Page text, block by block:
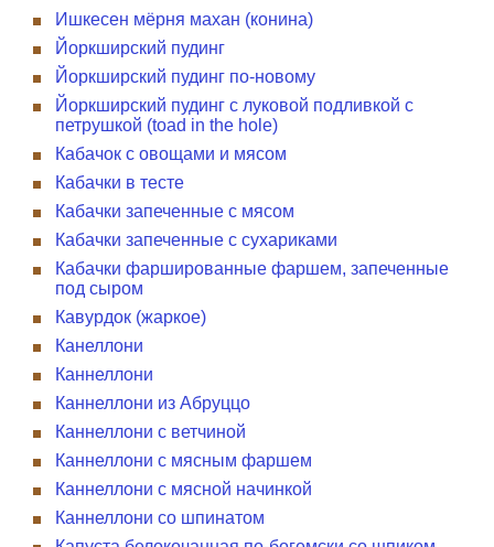
Ишкесен мёрня махан (конина)
Йоркширский пудинг
Йоркширский пудинг по-новому
Йоркширский пудинг с луковой подливкой с
петрушкой (toad in the hole)
Кабачок с овощами и мясом
Кабачки в тесте
Кабачки запеченные с мясом
Кабачки запеченные с сухариками
Кабачки фаршированные фаршем, запеченные
под сыром
Кавурдок (жаркое)
Канеллони
Каннеллони
Каннеллони из Абруццо
Каннеллони с ветчиной
Каннеллони с мясным фаршем
Каннеллони с мясной начинкой
Каннеллони со шпинатом